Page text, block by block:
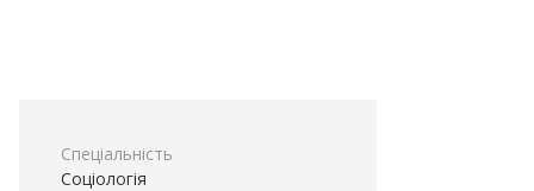
Спеціальність
Соціологія